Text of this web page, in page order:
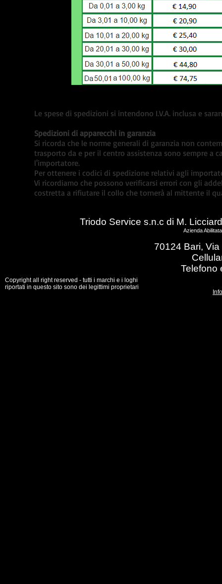
Le spese di spedizioni si intendono I.V.A. inclusa e
Spedizioni di apparecchi in garanzia
Si ricorda che le norme generali di garanzia non
trasporto da e per il centro assistenza sono sempre a
l'importatore.
Per ottenere i codici di spedizione relativi agli
Vi ricordiamo che possono verificarsi errori con gli
costretta a rifiutare il collo che tornerà al mittente il
Triodo Service s.n.c di M.
Azienda
70124 Bari,
Telefono
Copyright all right reserved - tutti i marchi e i loghi
riportati in questo sito sono dei legittimi proprietari